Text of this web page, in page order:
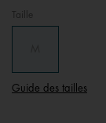
Taille
Guide des tailles